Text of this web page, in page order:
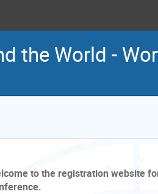
the World -
to the registration website